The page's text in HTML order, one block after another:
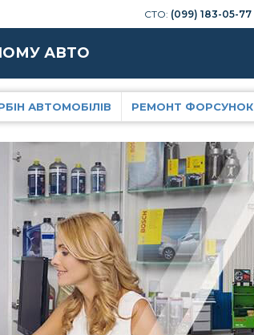
СТО: (099) 183-05-77
АВТО
АВТОМОБІЛІВ РЕМОНТ ФОРСУНОК